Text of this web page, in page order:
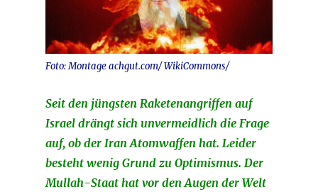
Foto: Montage achgut.com/ WikiCommons/
Seit den jüngsten Raketenangriffen auf
Israel drängt sich unvermeidlich die Frage
auf, ob der Iran Atomwaffen hat. Leider
besteht wenig Grund zu Optimismus. Der
Mullah-Staat hat vor den Augen der Welt